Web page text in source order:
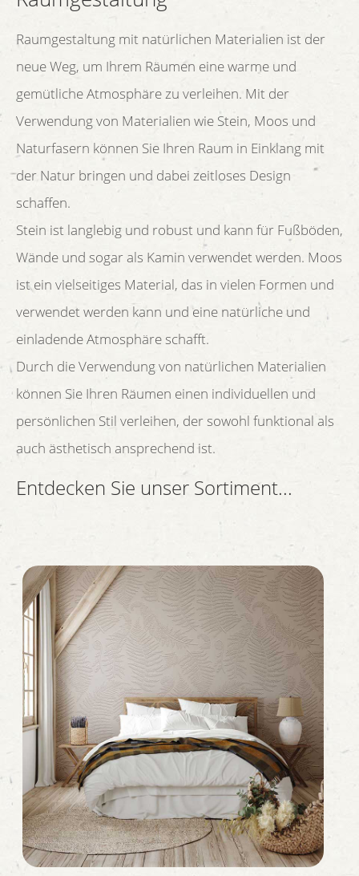
Raumgestaltung mit natürlichen Materialien ist der
neue Weg, um Ihrem Räumen eine warme und
gemütliche Atmosphäre zu verleihen. Mit der
Verwendung von Materialien wie Stein, Moos und
Naturfasern können Sie Ihren Raum in Einklang mit
der Natur bringen und dabei zeitloses Design
schaffen.
Stein ist langlebig und robust und kann für Fußböden,
Wände und sogar als Kamin verwendet werden. Moos
ist ein vielseitiges Material, das in vielen Formen und
verwendet werden kann und eine natürliche und
einladende Atmosphäre schafft.
Durch die Verwendung von natürlichen Materialien
können Sie Ihren Räumen einen individuellen und
persönlichen Stil verleihen, der sowohl funktional als
auch ästhetisch ansprechend ist.
Entdecken Sie unser Sortiment...